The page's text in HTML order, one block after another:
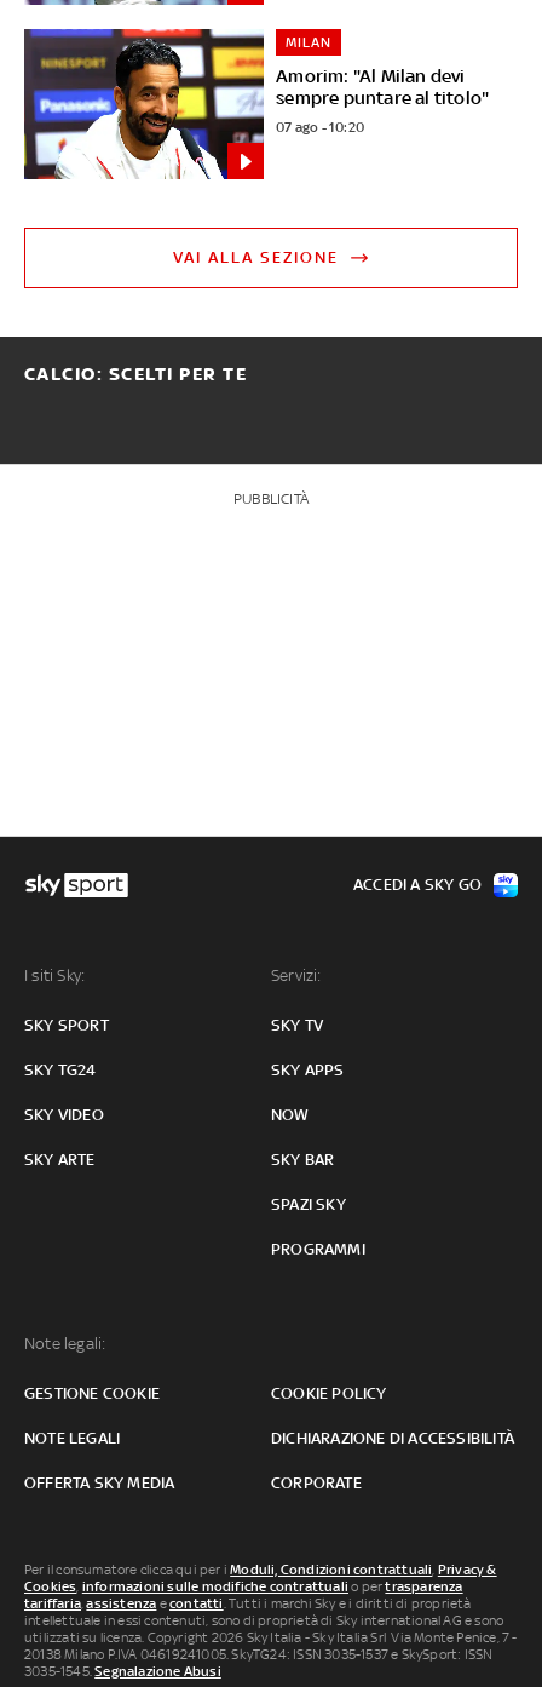
Amorim: "Al Milan devi
sempre puntare al titolo"
MILAN
07 ago - 10:20
VAI ALLA SEZIONE
CALCIO: SCELTI PER TE
PUBBLICITÀ
I siti Sky:
SKY SPORT
SKY TG24
SKY VIDEO
SKY ARTE
Servizi:
SKY TV
SKY APPS
NOW
SKY BAR
SPAZI SKY
PROGRAMMI
Note legali:
GESTIONE COOKIE COOKIE POLICY
NOTE LEGALI DICHIARAZIONE DI ACCESSIBILITÀ
OFFERTA SKY MEDIA CORPORATE
ACCEDI A SKY GO
Per il consumatore clicca qui per iModuli, Condizioni contrattuali, Privacy &
Cookies, informazioni sulle modifiche contrattuali o pertrasparenza
tariffaria,assistenza econtatti. Tutti i marchi Sky e i diritti di proprietà
intellettuale in essi contenuti, sono di proprietà di Sky international AG e sono
utilizzati su licenza. Copyright 2026 Sky Italia - Sky Italia Srl Via Monte Penice, 7 -
20138 Milano P.IVA 04619241005. SkyTG24: ISSN 3035-1537 e SkySport: ISSN
3035-1545.Segnalazione Abusi